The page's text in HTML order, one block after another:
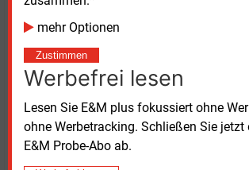
mehr Optionen
Zustimmen
Werbefrei lesen
Lesen Sie E&M plus fokussiert ohne
ohne Werbetracking. Schließen Sie
E&M Probe-Abo ab.
Wasserstoffspeicher“) hatte INES
Bedarfszahlen für Wasserstoffspeicher
zu ermitteln. Die Ergebnisse dieser
Datengrundlage herangezogen. Dies sei
die Bedeutung der Initiative und die
Zusammenarbeit.